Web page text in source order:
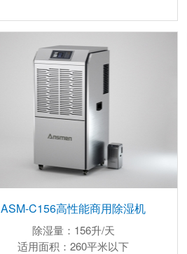
ASM-C156高性能商用除湿机
除湿量：156升/天
适用面积：260平米以下